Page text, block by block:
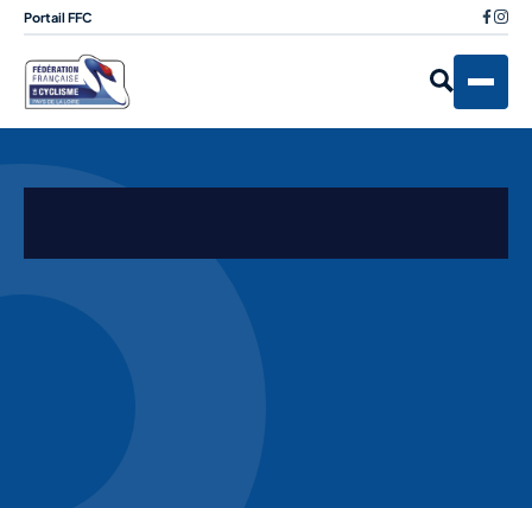
Portail FFC